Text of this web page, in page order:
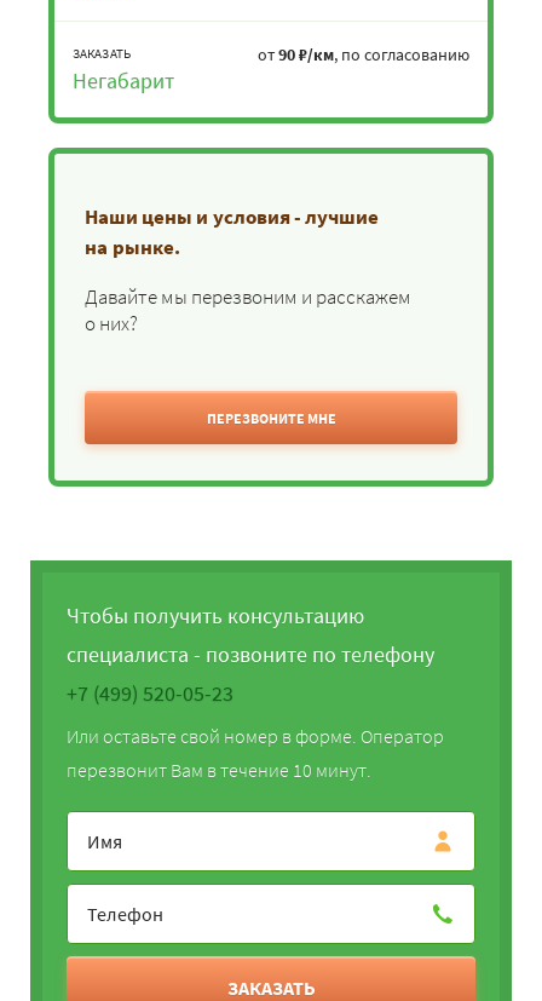
ЗАКАЗАТЬ
Негабарит
от90 ₽/км, по согласованию
Наши цены и условия - лучшие
на рынке.
Давайте мы перезвоним и расскажем
о них?
ПЕРЕЗВОНИТЕ МНЕ
Чтобы получить консультацию
специалиста - позвоните по телефону
+7 (499) 520-05-23
Или оставьте свой номер в форме. Оператор
перезвонит Вам в течение 10 минут.
ЗАКАЗАТЬ